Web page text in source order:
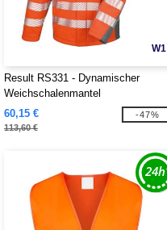
W1
Result RS331 - Dynamischer
Weichschalenmantel
60,15 €
113,60 €
-47%